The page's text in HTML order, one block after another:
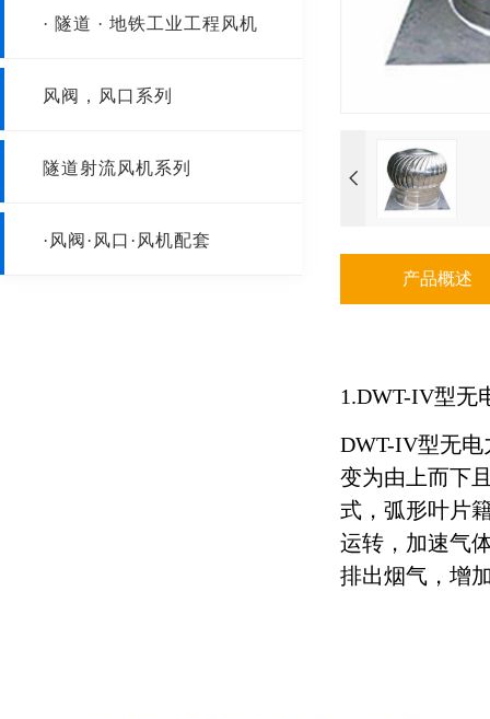
防爆轴流风机
· 隧道 · 地铁工业工程风机
隧道射流风机
风阀，风口系列
阀门
隧道射流风机系列
·风阀·风口·风机配套
产品概述
1.DWT-IV型无
DWT-IV型无
变为由上而下
式，弧形叶片
运转，加速气
排出烟气，增